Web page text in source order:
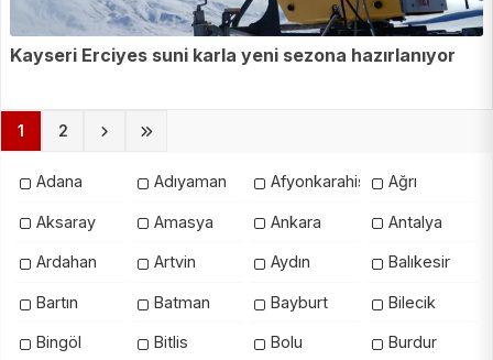
Kayseri Erciyes suni karla yeni sezona hazırlanıyor
1 (current)
2
Adana Adıyaman Afyonkarahisar Ağrı
Aksaray Amasya Ankara Antalya
Ardahan Artvin Aydın Balıkesir
Bartın Batman Bayburt Bilecik
Bingöl Bitlis Bolu Burdur